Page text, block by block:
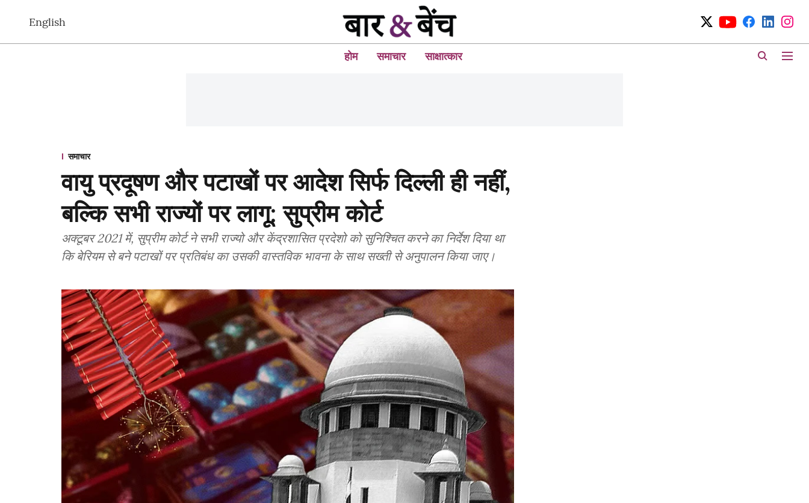
English
होम समाचार साक्षात्कार
समाचार
वायु प्रदूषण और पटाखों पर आदेश सिर्फ दिल्ली ही नहीं,
बल्कि सभी राज्यों पर लागू: सुप्रीम कोर्ट
अक्टूबर 2021 में, सुप्रीम कोर्ट ने सभी राज्यो और केंद्रशासित प्रदेशो को सुनिश्चित करने का निर्देश दिया था
कि बेरियम से बने पटाखों पर प्रतिबंध का उसकी वास्तविक भावना के साथ सख्ती से अनुपालन किया जाए।